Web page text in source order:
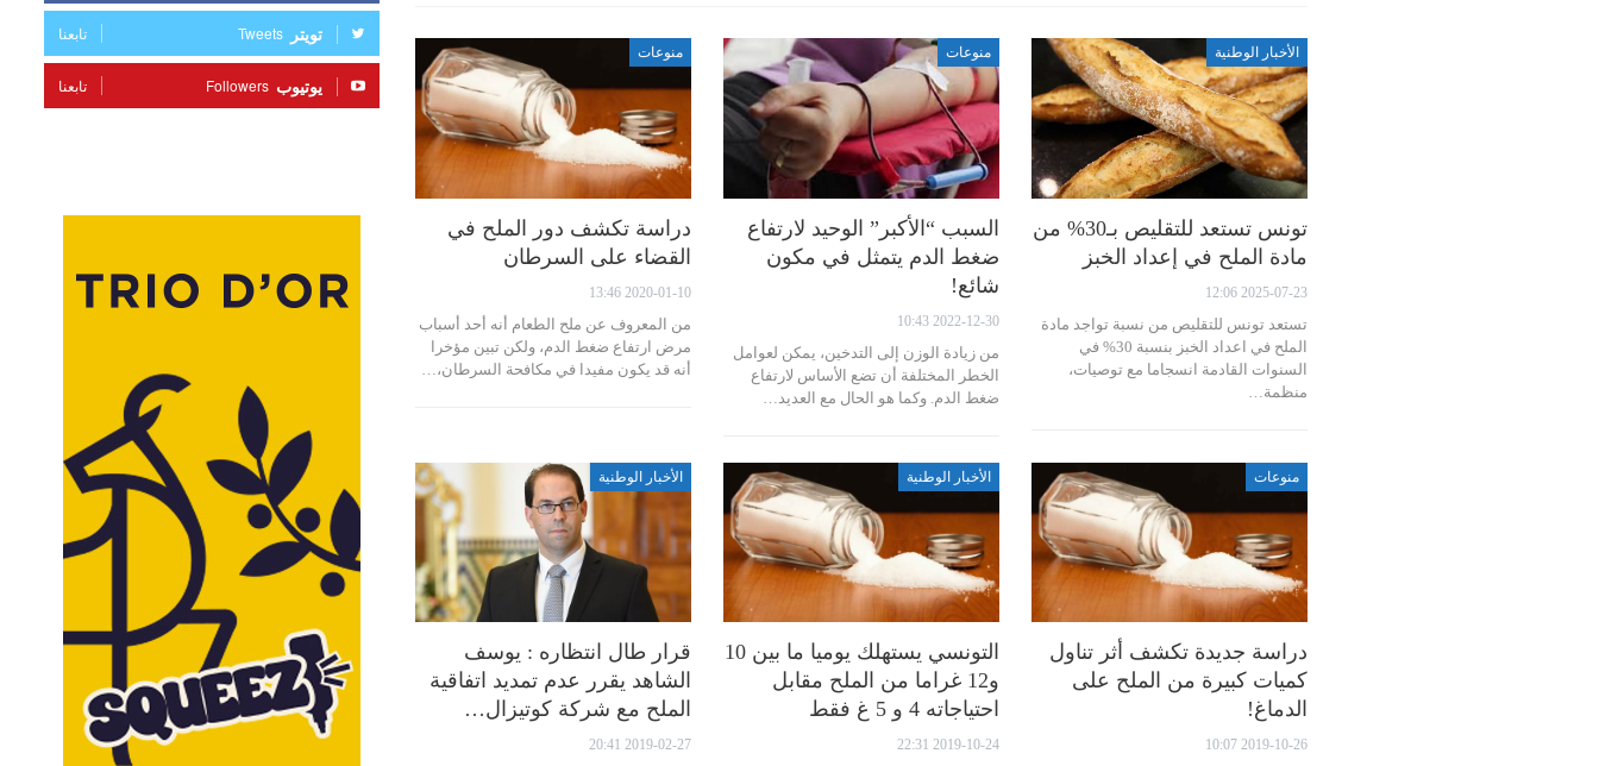
الأخبار الوطنية
تونس تستعد للتقليص بـ30% من
مادة الملح في إعداد الخبز
2025-07-23 12:06
تستعد تونس للتقليص من نسبة تواجد مادة
الملح في اعداد الخبز بنسبة 30% في
السنوات القادمة انسجاما مع توصيات،
منظمة…
منوعات
السبب “الأكبر” الوحيد لارتفاع
ضغط الدم يتمثل في مكون
شائع!
2022-12-30 10:43
من زيادة الوزن إلى التدخين، يمكن لعوامل
الخطر المختلفة أن تضع الأساس لارتفاع
ضغط الدم. وكما هو الحال مع العديد…
منوعات
دراسة تكشف دور الملح في
القضاء على السرطان
2020-01-10 13:46
من المعروف عن ملح الطعام أنه أحد أسباب
مرض ارتفاع ضغط الدم، ولكن تبين مؤخرا
أنه قد يكون مفيدا في مكافحة السرطان،…
منوعات
دراسة جديدة تكشف أثر تناول
كميات كبيرة من الملح على
الدماغ!
2019-10-26 10:07
الأخبار الوطنية
التونسي يستهلك يوميا ما بين 10
و12 غراما من الملح مقابل
احتياجاته 4 و 5 غ فقط
2019-10-24 22:31
الأخبار الوطنية
قرار طال انتظاره : يوسف
الشاهد يقرر عدم تمديد اتفاقية
الملح مع شركة كوتيزال…
2019-02-27 20:41
تويتر Tweets تابعنا
يوتيوب Followers تابعنا